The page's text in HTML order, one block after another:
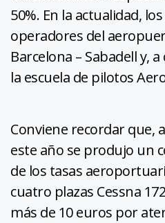
50%. En la actualidad,
operadores del
Barcelona – Sabadell y,
la escuela de pilotos
Conviene recordar que,
este año se produjo un
de los tasas
cuatro plazas Cessna
más de 10 euros por